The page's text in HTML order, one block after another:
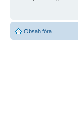
Obsah fóra